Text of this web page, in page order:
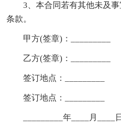
3、本合同若有其他未及
条款。
甲方(签章)：_________
乙方(签章)：_________
签订地点：_________
签订地点：_________
_________年____月____日